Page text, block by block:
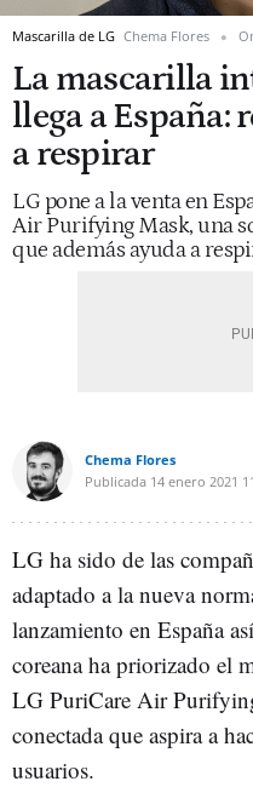
Mascarilla de LG Chema Flores
La mascarilla
llega a España:
a respirar
LG pone a la venta en
Air Purifying Mask, una
que además ayuda a
Chema Flores
Publicada 14 enero 2021
LG ha sido de las
adaptado a la nueva
lanzamiento en España
coreana ha priorizado el
LG PuriCare Air
conectada que aspira a
usuarios.